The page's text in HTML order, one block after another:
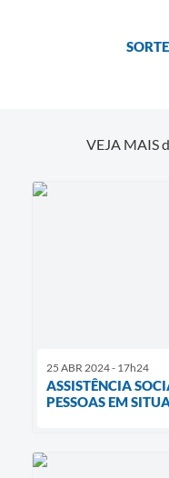
VEJA MAIS
25 ABR 2024 - 17h24
ASSISTÊNCIA
PESSOAS EM